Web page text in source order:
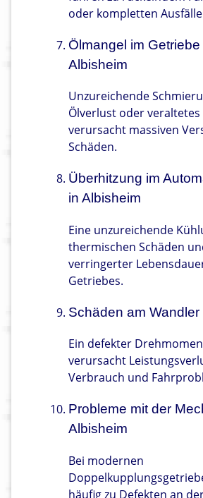
oder kompletten
Ölmangel im Getriebe
Albisheim
Unzureichende
Ölverlust oder
verursacht massiven
Schäden.
Überhitzung im
in Albisheim
Eine unzureichende
thermischen Schäden
verringerter
Getriebes.
Schäden am Wandler
Ein defekter
verursacht
Verbrauch und
Probleme mit der
Albisheim
Bei modernen
häufig zu Defekten an